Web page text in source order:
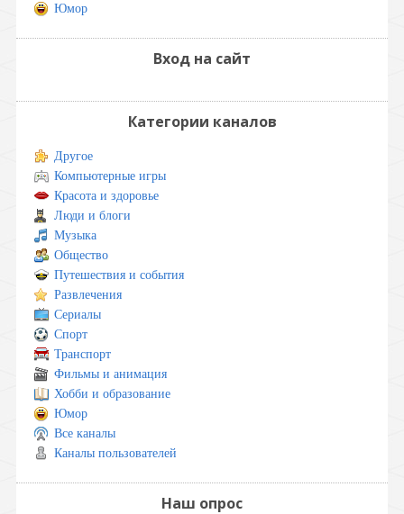
Юмор
Вход на сайт
Категории каналов
Другое
Компьютерные игры
Красота и здоровье
Люди и блоги
Музыка
Общество
Путешествия и события
Развлечения
Сериалы
Спорт
Транспорт
Фильмы и анимация
Хобби и образование
Юмор
Все каналы
Каналы пользователей
Наш опрос